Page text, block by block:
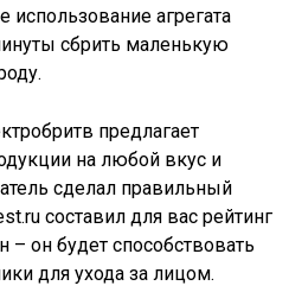
агрегата
сбрить маленькую
предлагает
на любой вкус и
сделал правильный
составил для вас рейтинг
он будет способствовать
для ухода за лицом.